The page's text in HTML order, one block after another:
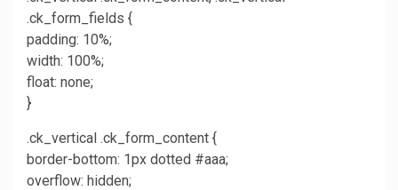
.ck_form_fields {
padding: 10%;
width: 100%;
float: none;
}
.ck_vertical .ck_form_content {
border-bottom: 1px dotted #aaa;
overflow: hidden;